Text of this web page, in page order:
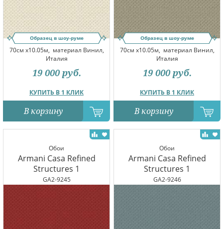
Образец в шоу-руме
70см x10.05м, материал Винил,
Италия
КУПИТЬ В 1 КЛИК
19 000 руб.
В корзину
Образец в шоу-руме
70см x10.05м, материал Винил,
Италия
КУПИТЬ В 1 КЛИК
19 000 руб.
В корзину
Обои
Armani Casa Refined
Structures 1
GA2-9245
Обои
Armani Casa Refined
Structures 1
GA2-9246